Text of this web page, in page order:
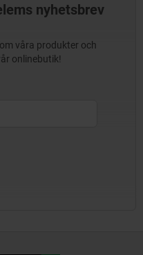
nyhetsbrev
våra produkter och
onlinebutik!